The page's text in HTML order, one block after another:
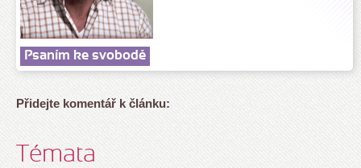
Psaním ke svobodě
Přidejte komentář k článku:
Témata